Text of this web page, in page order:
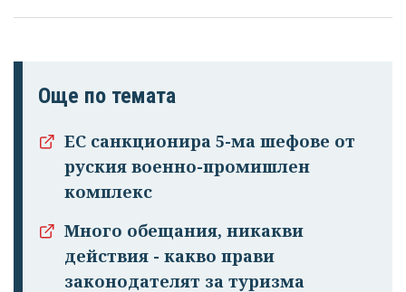
излязохте от
профила си!
Още по темата
ЕС санкционира 5-ма шефове от
руския военно-промишлен
комплекс
Много обещания, никакви
действия - какво прави
законодателят за туризма